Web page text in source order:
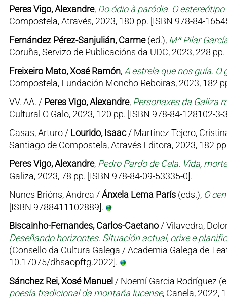
Peres Vigo, Alexandre, Do ódio à paródia. O
Compostela, Através, 2023, 180 pp. [ISBN 978-84-
Fernández Pérez-Sanjulián, Carme(ed.), Mª Pilar
Coruña, Servizo de Publicacións da UDC, 2023, 228
Freixeiro Mato, Xosé Ramón, A estrela que nos guía.
Compostela, Fundación Moncho Reboiras, 2023, 182
VV. AA. / Peres Vigo, Alexandre, Personaxes da Galiza
Cultural O Galo, 2023, 120 pp. [ISBN 978-84-128102-3-
Casas, Arturo / Lourido, Isaac/ Martínez Tejero,
Santiago de Compostela, Através Editora, 2023, 182
Peres Vigo, Alexandre, Pedro Pardo de Cela. Vida,
Galiza, 2023, 78 pp. [ISBN 978-84-09-53335-0].
Nunes Brións, Andrea /Ánxela Lema París(eds.), O
[ISBN 9788411102889].
Biscainho-Fernandes, Carlos-Caetano/ Vilavedra,
Deseñando horizontes. Situación actual, orixe e
(Consello da Cultura Galega / Academia Galega de
10.17075/dhsaopftg.2022].
Sánchez Rei, Xosé Manuel / Noemí Garcia Rodríguez
poesía tradicional da montaña lucense, Canela, 2022,